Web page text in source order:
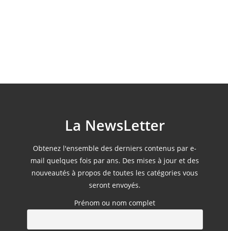
La NewsLetter
Obtenez l'ensemble des derniers contenus par e-
mail quelques fois par ans. Des mises à jour et des
nouveautés à propos de toutes les catégories vous
seront envoyés.
Prénom ou nom complet